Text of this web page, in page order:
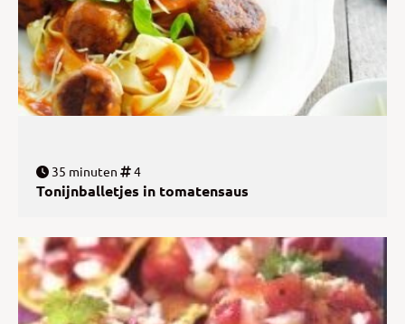
35 minuten 4
Tonijnballetjes in tomatensaus